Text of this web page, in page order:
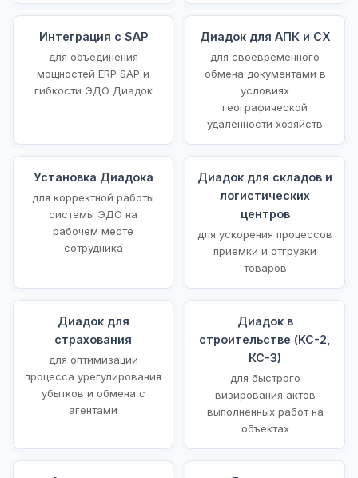
Интеграция с SAP
для объединения
мощностей ERP SAP и
гибкости ЭДО Диадок
Диадок для АПК и СХ
для своевременного
обмена документами в
условиях
географической
удаленности хозяйств
Установка Диадока
для корректной работы
системы ЭДО на
рабочем месте
сотрудника
Диадок для складов и
логистических
центров
для ускорения процессов
приемки и отгрузки
товаров
Диадок для
страхования
для оптимизации
процесса урегулирования
убытков и обмена с
агентами
Диадок в
строительстве (КС-2,
КС-3)
для быстрого
визирования актов
выполненных работ на
объектах